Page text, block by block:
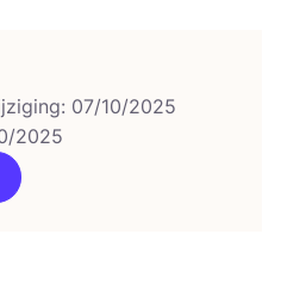
07/10/2025
2025